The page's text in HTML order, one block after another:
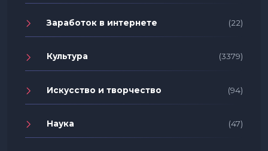
Заработок в интернете (22)
Культура (3379)
Искусство и творчество (94)
Наука (47)